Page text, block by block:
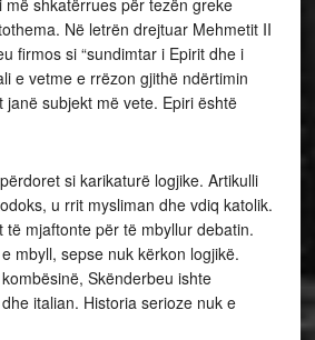
më shkatërrues për tezën greke
Në letrën drejtuar Mehmetit II
firmos si “sundimtar i Epirit dhe i
e vetme e rrëzon gjithë ndërtimin
janë subjekt më vete. Epiri është
si karikaturë logjike. Artikulli
u rrit mysliman dhe vdiq katolik.
të mjaftonte për të mbyllur debatin.
mbyll, sepse nuk kërkon logjikë.
Skënderbeu ishte
italian. Historia serioze nuk e